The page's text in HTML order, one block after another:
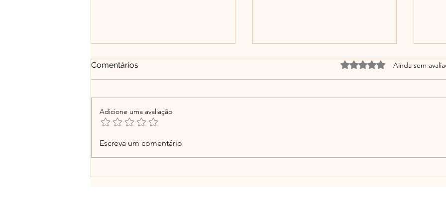
Entre o ego e a essência: a
Comentários Avaliado com 0 de 5
Ainda sem
Adicione uma avaliação
Escreva um comentário